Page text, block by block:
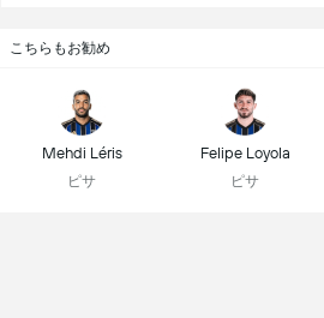
こちらもお勧め
Mehdi Léris
ピサ
Felipe Loyola
ピサ